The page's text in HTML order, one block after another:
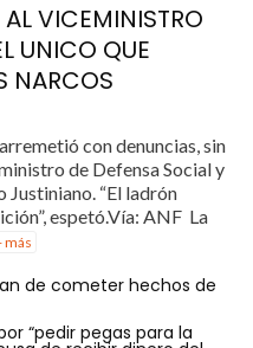
VICEMINISTRO
UNICO QUE
NARCOS
con denuncias, sin
de Defensa Social y
Justiniano. “El ladrón
espetó.Vía: ANF La
más
de cometer hechos de
“pedir pegas para la